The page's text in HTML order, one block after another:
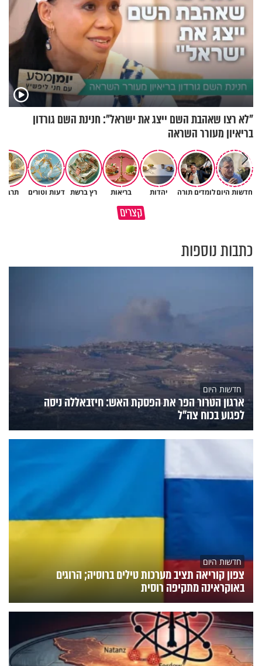
"לא רצו שאהבת השם ייצג את ישראל": חנינת השם גורדון
בריאיון מעורר השראה
חדשות היוםלומדים תורה יהדות בריאות רץ ברשת דעות וטורים
קצרים
תעצרו לפני שאתם מוציאים דיבה
כתבות נוספות
חדשות היום
ארגון הטרור הפר את הפסקת האש: חיזבאללה ניסה
לפגוע בכוח צה"ל
חדשות היום
צפון קוריאה תציב מערכות טילים ברוסיה; הרוגים
באוקראינה מתקיפה רוסית